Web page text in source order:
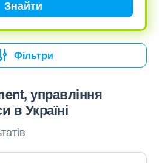
Знайти
Фільтри
управління
в Україні